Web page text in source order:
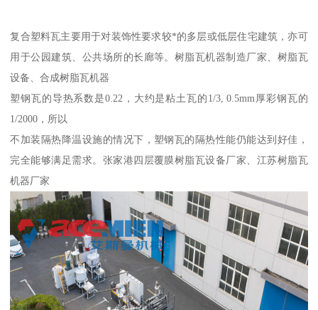
复合塑料瓦主要用于对装饰性要求较*的多层或低层住宅建筑，亦可
用于公园建筑、公共场所的长廊等。树脂瓦机器制造厂家、树脂瓦
设备、合成树脂瓦机器
塑钢瓦的导热系数是0.22，大约是粘土瓦的1/3, 0.5mm厚彩钢瓦的
1/2000，所以
不加装隔热降温设施的情况下，塑钢瓦的隔热性能仍能达到好佳，
完全能够满足需求。张家港四层覆膜树脂瓦设备厂家、江苏树脂瓦
机器厂家